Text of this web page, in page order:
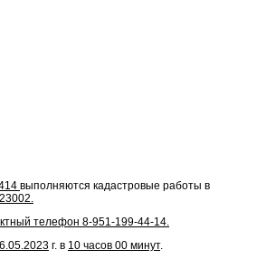
выполняются кадастровые работы в
телефон 8-951-199-44-14.
г. в 10 часов 00 минут.